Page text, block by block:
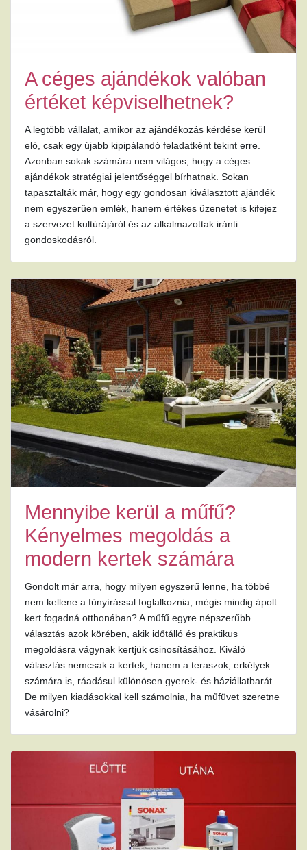
A céges ajándékok valóban
értéket képviselhetnek?
A legtöbb vállalat, amikor az ajándékozás kérdése kerül
elő, csak egy újabb kipipálandó feladatként tekint erre.
Azonban sokak számára nem világos, hogy a céges
ajándékok stratégiai jelentőséggel bírhatnak. Sokan
tapasztalták már, hogy egy gondosan kiválasztott ajándék
nem egyszerűen emlék, hanem értékes üzenetet is kifejez
a szervezet kultúrájáról és az alkalmazottak iránti
gondoskodásról.
Mennyibe kerül a műfű?
Kényelmes megoldás a
modern kertek számára
Gondolt már arra, hogy milyen egyszerű lenne, ha többé
nem kellene a fűnyírással foglalkoznia, mégis mindig ápolt
kert fogadná otthonában? A műfű egyre népszerűbb
választás azok körében, akik időtálló és praktikus
megoldásra vágynak kertjük csinosításához. Kiváló
választás nemcsak a kertek, hanem a teraszok, erkélyek
számára is, ráadásul különösen gyerek- és háziállatbarát.
De milyen kiadásokkal kell számolnia, ha műfüvet szeretne
vásárolni?